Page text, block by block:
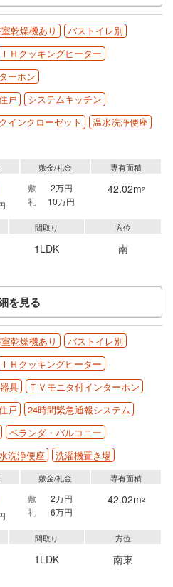
乾燥機あり
バストイレ別
ＩＨクッキングヒーター
ーホン
戸
システムキッチン
インクローゼット
温水洗浄便座
敷金/礼金
敷
2万円
礼
10万円
専有面積
42.02m2
間取り
1LDK
方位
南
を見る
乾燥機あり
バストイレ別
ＩＨクッキングヒーター
具
ＴＶモニタ付インターホン
戸
24時間緊急通報システム
ベランダ・バルコニー
洗浄便座 洗濯機置き場
敷金/礼金
敷
2万円
礼
6万円
専有面積
42.02m2
間取り
1LDK
方位
南東